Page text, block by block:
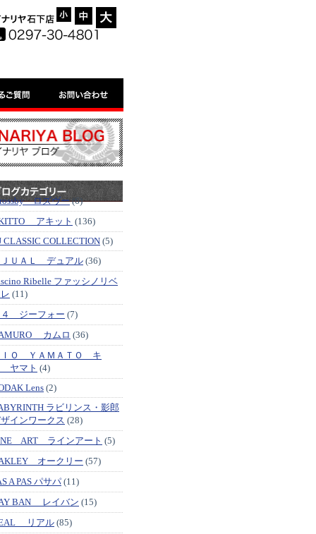
- +
=
ロズヴー(6)
アキット (136)
CLASSIC COLLECTION (5)
ＵＡＬ デュアル (36)
Ribelle ファッシノリベ
(11)
ジーフォー (7)
カムロ (36)
ＩＯ ＹＡＭＡＴＯ キ
ヤマト (4)
Lens (2)
ラビリンス・影郎
インワークス (28)
ART ラインアート (5)
オークリー (57)
A PAS パサパ (11)
BAN レイバン (15)
リアル (85)